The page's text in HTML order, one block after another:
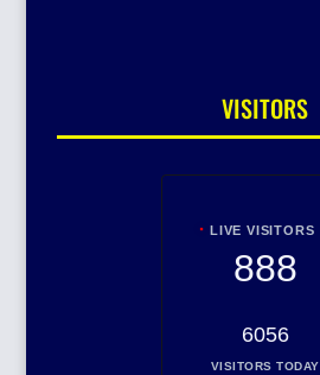
VISITORS
LIVE VISITORS
888
6056
VISITORS TODAY